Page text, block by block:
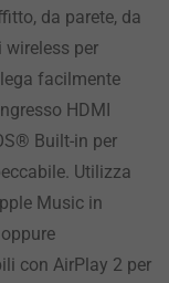
da parete, da
per
facilmente
HDMI
Built-in per
Utilizza
Music in
con AirPlay 2 per